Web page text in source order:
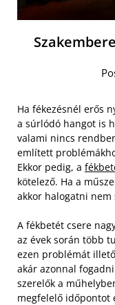
Ha fékezésnél erős
a súrlódó hangot is
valami nincs
említett
Ekkor pedig, a
kötelező. Ha a
akkor halogatni nem
A fékbetét csere
az évek során több
ezen problémát
akár azonnal
szerelők a
megfelelő időpontot